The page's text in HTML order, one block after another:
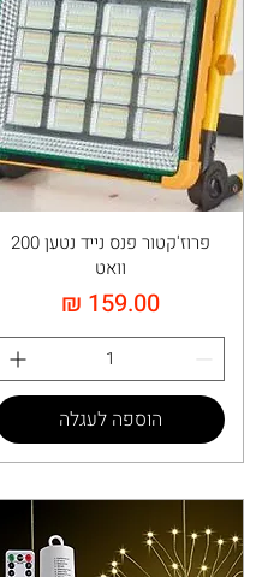
פרוז'קטור פנס נייד נטען 200
וואט
מחיר‏159.00 ‏₪
הוספה לעגלה